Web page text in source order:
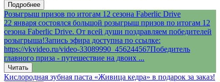
Подробнее
Розыгрыш призов по итогам 12 сезона Faberlic Drive
22 января состоялся большой розыгрыш призов по итогам 12
сезона Faberlic Drive. От всей души поздравляем победителей
розыгрыша!Запись эфира доступна по ссылке:
https://vkvideo.ru/video-33089990_456244567Победитель
главного приза - путешествие на двоих ...
Читать
Кислородная зубная паста «Живица кедра» в подарок за заказ!